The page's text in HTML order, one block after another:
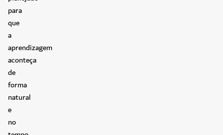
para
que
a
aprendizagem
aconteça
de
forma
natural
e
no